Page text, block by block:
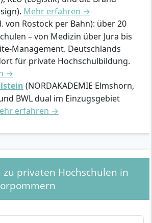
Mehr erfahren →
von Rostock per Bahn): über 20
– von Medizin über Jura bis
Management. Deutschlands
für private Hochschulbildung.
→
(NORDAKADEMIE Elmshorn,
BWL dual im Einzugsgebiet
erfahren →
zu privaten Hochschulen in